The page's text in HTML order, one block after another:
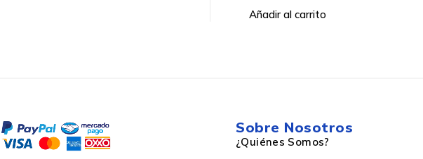
Añadir al carrito
Sobre Nosotros
¿Quiénes Somos?